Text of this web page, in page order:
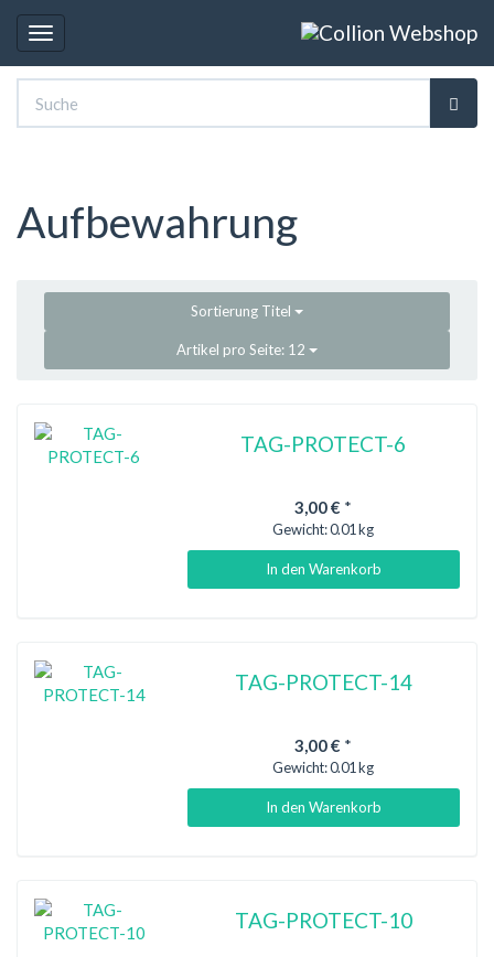
Toggle
navigation
Aufbewahrung
Sortierung Titel
Artikel pro Seite: 12
TAG-PROTECT-6
3,00 € *
Gewicht:0.01 kg
In den Warenkorb
TAG-PROTECT-14
3,00 € *
Gewicht:0.01 kg
In den Warenkorb
TAG-PROTECT-10